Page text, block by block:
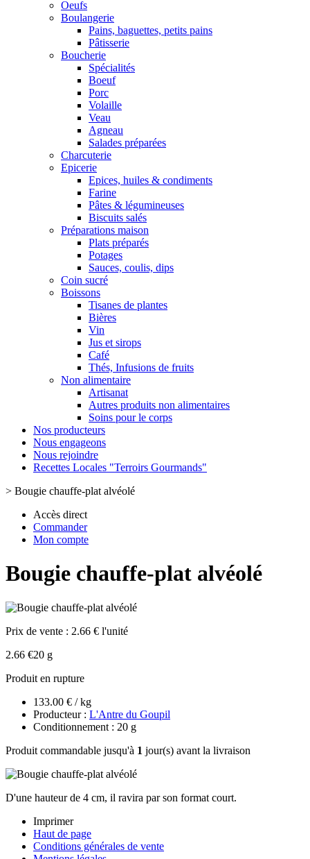
Oeufs
Boulangerie
Pains, baguettes, petits pains
Pâtisserie
Boucherie
Spécialités
Boeuf
Porc
Volaille
Veau
Agneau
Salades préparées
Charcuterie
Epicerie
Epices, huiles & condiments
Farine
Pâtes & légumineuses
Biscuits salés
Préparations maison
Plats préparés
Potages
Sauces, coulis, dips
Coin sucré
Boissons
Tisanes de plantes
Bières
Vin
Jus et sirops
Café
Thés, Infusions de fruits
Non alimentaire
Artisanat
Autres produits non alimentaires
Soins pour le corps
Nos producteurs
Nous engageons
Nous rejoindre
Recettes Locales "Terroirs Gourmands"
> Bougie chauffe-plat alvéolé
Accès direct
Commander
Mon compte
Bougie chauffe-plat alvéolé
Prix de vente : 2.66 € l'unité
2.66 €20 g
Produit en rupture
133.00 € / kg
Producteur : L'Antre du Goupil
Conditionnement : 20 g
Produit commandable jusqu'à 1 jour(s) avant la livraison
D'une hauteur de 4 cm, il ravira par son format court.
Imprimer
Haut de page
Conditions générales de vente